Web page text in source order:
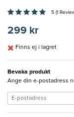
5 (1
299 kr
Finns ej i lagret
Bevaka produkt
Ange din e-postadress